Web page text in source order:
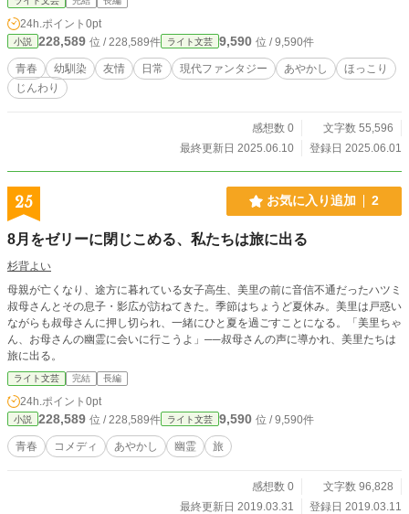
24h.ポイント 0pt
小説 228,589 位 / 228,589件 ライト文芸 9,590 位 / 9,590件
青春 幼馴染 友情 日常 現代ファンタジー あやかし
ほっこり
じんわり
感想数 0
文字数 55,596
最終更新日 2025.06.10
登録日 2025.06.01
25 お気に入り追加 2
8月をゼリーに閉じこめる、私たちは旅に出る
杉背よい
母親が亡くなり、途方に暮れている女子高生、美里の前に音信不通だったハツミ
叔母さんとその息子・影広が訪ねてきた。季節はちょうど夏休み。美里は戸惑い
ながらも叔母さんに押し切られ、一緒にひと夏を過ごすことになる。「美里ちゃ
ん、お母さんの幽霊に会いに行こうよ」──叔母さんの声に導かれ、美里たちは
旅に出る。
ライト文芸 完結 長編
24h.ポイント 0pt
小説 228,589 位 / 228,589件 ライト文芸 9,590 位 / 9,590件
青春 コメディ あやかし 幽霊 旅
感想数 0
文字数 96,828
最終更新日 2019.03.31
登録日 2019.03.11